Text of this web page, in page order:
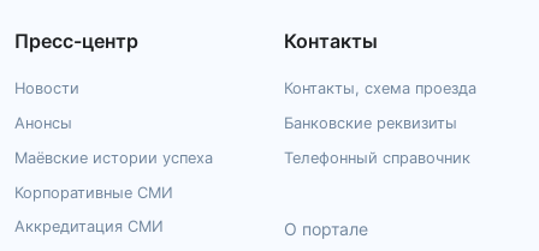
Пресс-центр
Новости
Анонсы
Маёвские истории успеха
Корпоративные СМИ
Аккредитация СМИ
Контакты
Контакты, схема проезда
Банковские реквизиты
Телефонный справочник
О портале